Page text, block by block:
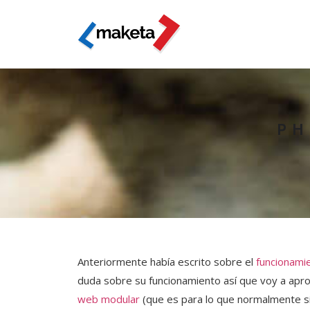
Anteriormente había escrito sobre el
duda sobre su funcionamiento así que voy a
web modular (que es para lo que normalmente